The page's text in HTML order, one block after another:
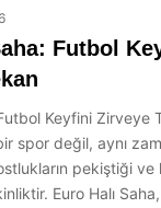
Futbol
Keyfini Zirveye
spor değil, aynı
pekiştiği ve
Euro Halı Saha,